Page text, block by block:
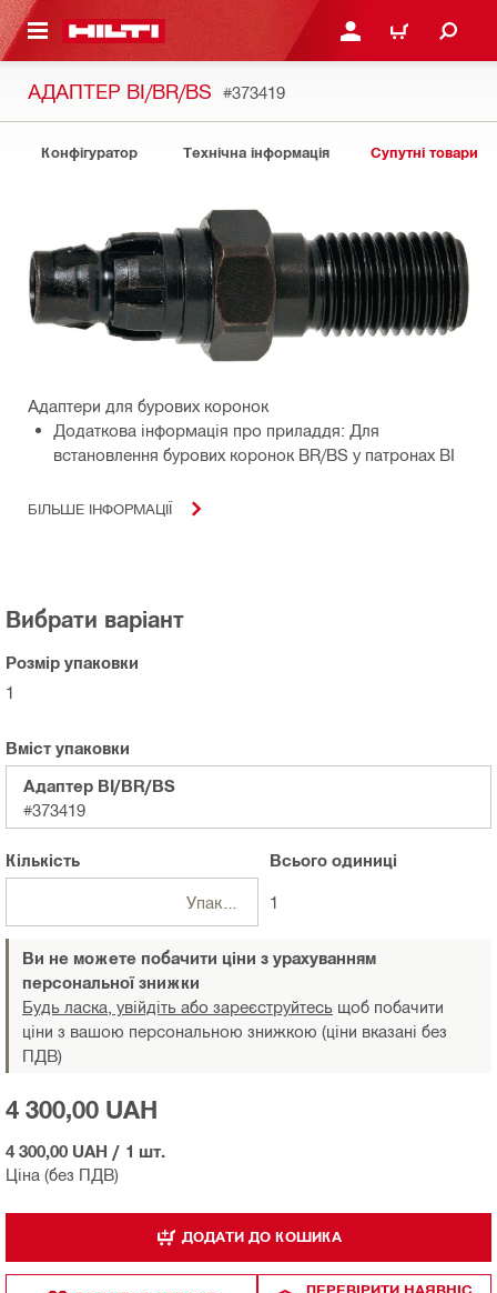
ЗМІСТУ УВІЙТИ АБО
КОШИК
АДАПТЕР BI/BR/BS #373419
Конфігуратор Технічна інформація Супутні товари
Адаптери для бурових коронок
Додаткова інформація про приладдя: Для
встановлення бурових коронок BR/BS у патронах BI
БІЛЬШЕ ІНФОРМАЦІЇ
Вибрати варіант
Розмір упаковки
1
Вміст упаковки
Адаптер BI/BR/BS
#373419
Кількість
Упаковки
Всьогоодиниці
1
Ви не можете побачити ціни з урахуванням
персональної знижки
Будь ласка, увійдіть або зареєструйтесь щоб побачити
ціни з вашою персональною знижкою (ціни вказані без
ПДВ)
Ціна (без ПДВ)
4 300,00 UAH
4 300,00 UAH / 1 шт.
ДОДАТИ ДО КОШИКА